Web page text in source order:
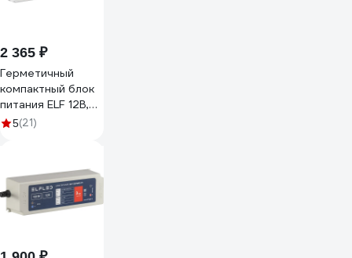
2 365 ₽
Герметичный
компактный блок
питания ELF 12В,
150Вт, металл,
5(21)